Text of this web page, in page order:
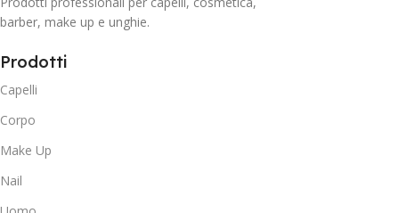
barber, make up e unghie.
Prodotti
Capelli
Corpo
Make Up
Nail